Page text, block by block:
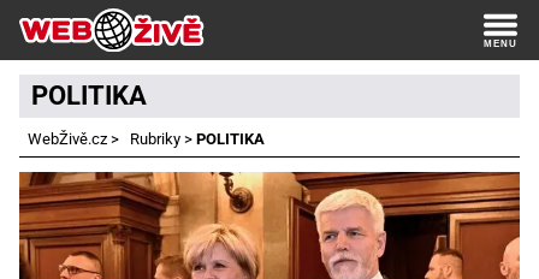
POLITIKA
WebŽivě.cz > Rubriky > POLITIKA